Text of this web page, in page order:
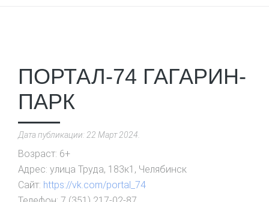
ПОРТАЛ-74 ГАГАРИН-
ПАРК
Дата публикации: 22 Март 2024
Возраст: 6+
Адрес: улица Труда, 183к1, Челябинск
Сайт: https://vk.com/portal_74